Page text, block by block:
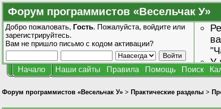
Форум программистов «Весельчак У»
Добро пожаловать, Гость. Пожалуйста, войдите или
зарегистрируйтесь.
Вам не пришло письмо с кодом активации?
У
Начало Наши сайты Правила Помощь Поиск
Форум программистов «Весельчак У» > Практические разделы >